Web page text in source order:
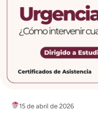
15 de abril de 2026